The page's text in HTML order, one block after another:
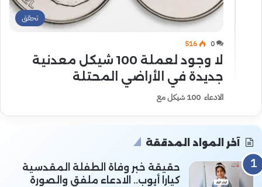
تحقق
0
516
لا وجود لعملة 100 شيكل معدنية
جديدة في الأراضي المحتلة
الادعاء 100 شيكل مع
آخر المواد المدققة
حقيقة خبر وفاة الطفلة المقدسية
كيارا أيوب.. الادعاء ملفق والصورة